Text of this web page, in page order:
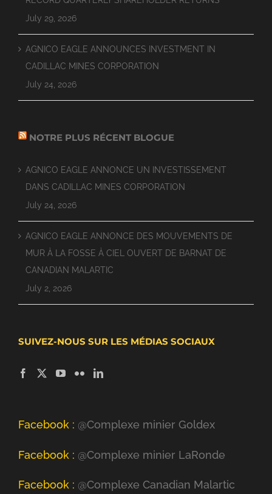
July 29, 2026
AGNICO EAGLE ANNOUNCES INVESTMENT IN
CADILLAC MINES CORPORATION
July 24, 2026
NOTRE PLUS RÉCENT BLOGUE
AGNICO EAGLE ANNONCE UN INVESTISSEMENT
DANS CADILLAC MINES CORPORATION
July 24, 2026
AGNICO EAGLE ANNONCE DES MOUVEMENTS DE
MUR À LA FOSSE À CIEL OUVERT DE BARNAT DE
CANADIAN MALARTIC
July 2, 2026
SUIVEZ-NOUS SUR LES MÉDIAS SOCIAUX
Facebook : @Complexe minier Goldex
Facebook : @Complexe minier LaRonde
Facebook : @Complexe Canadian Malartic